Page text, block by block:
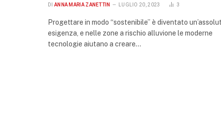
DI ANNA MARIA ZANETTIN LUGLIO 20, 2023 3
Progettare in modo “sostenibile” è diventato
esigenza, e nelle zone a rischio alluvione le moderne
tecnologie aiutano a creare…